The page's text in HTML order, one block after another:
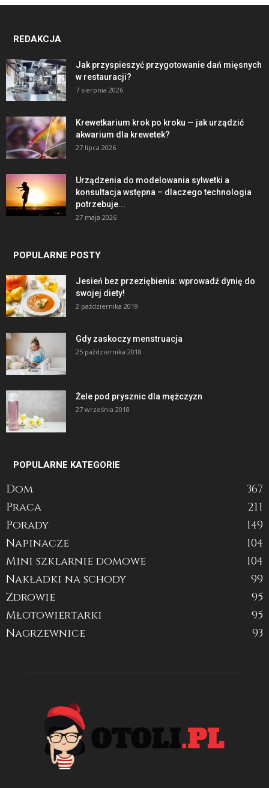
REDAKCJA
Jak przyspieszyć przygotowanie dań mięsnych
w restauracji?
7 sierpnia 2026
Krewetkarium krok po kroku — jak urządzić
akwarium dla krewetek?
27 lipca 2026
Urządzenia do modelowania sylwetki a
konsultacja wstępna – dlaczego technologia
potrzebuje...
27 maja 2026
POPULARNE POSTY
Jesień bez przeziębienia: wprowadź dynię do
swojej diety!
2 października 2019
Gdy zaskoczy menstruacja
25 października 2018
Żele pod prysznic dla mężczyzn
27 września 2018
POPULARNE KATEGORIE
Dom
367
Praca
211
Porady
149
Napinacze
104
Mini szklarnie domowe
104
Nakładki na schody
99
Zdrowie
95
Młotowiertarki
95
Nagrzewnice
93